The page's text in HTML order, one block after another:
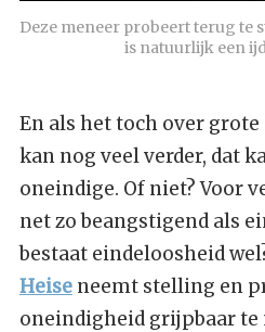
Deze meneer probeert terug te
is natuurlijk een
En als het toch over
kan nog veel verder, dat
oneindige. Of niet? Voor
net zo beangstigend als
bestaat eindeloosheid
Heiseneemt stelling en
oneindigheid grijpbaar